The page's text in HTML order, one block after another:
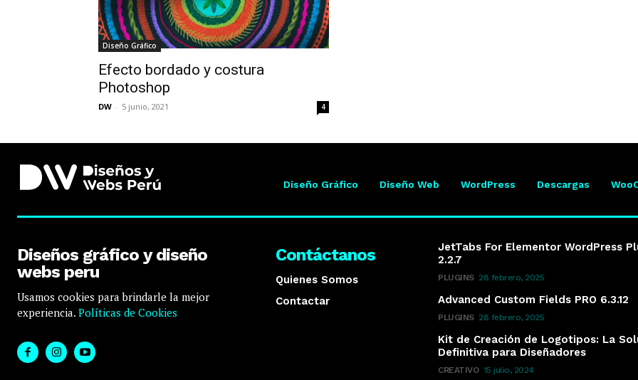
Diseño Gráfico
Efecto bordado y costura
Photoshop
DW - 5 junio, 2021 4
Diseño Gráfico Diseño Web WordPress Descargas
Diseños gráfico y diseño
webs peru
Usamos cookies para brindarle la mejor
experiencia. Políticas de Cookies
Contáctanos
Quienes Somos
Contactar
JetTabs For Elementor WordPress
2.2.7
PLUGINS 28 febrero, 2025
Advanced Custom Fields PRO 6.3.12
PLUGINS 28 febrero, 2025
Kit de Creación de Logotipos: La
Definitiva para Diseñadores
CREATIVO 15 julio, 2024